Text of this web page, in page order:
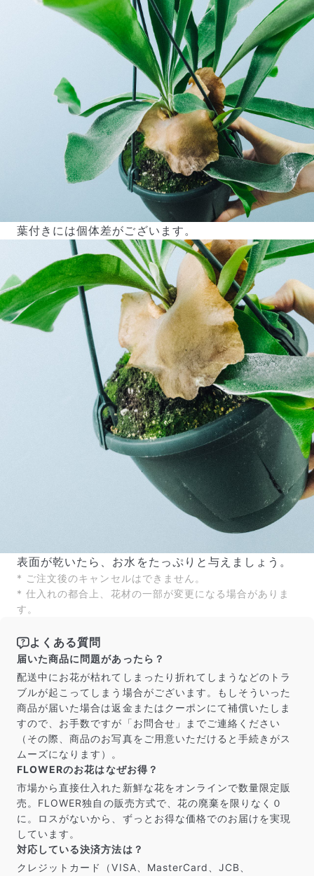
写真と同じものが届く？
商品ページに掲載している写真は、実際にお届けする商
品を撮影したものです。お花は生き物なので、どうして
も色味やサイズ・咲き方に個体差はありますが、できる
だけ写真のイメージに近いものをお届けできるように人
の目でチェックをしています。
Q. 毎月自動でお花が届くサービスですか？
いいえ、毎月自動でお届けするサービスではありません。好
きな時に好きな花をご注文いただけます。
ただいま沖縄・離島エリアへの配送には対応しておりませ
ん。ご了承ください。
Q. 配送日時は指定できますか？
お花をベストなタイミングで発送しているため、お届け日の
指定はできません。受け取り時間帯は、発送後にクロネコヤ
Q. 注文後にキャンセルできますか？
ご注文後一定時間内であればキャンセル可能です。
葉付きには個体差がございます。
表面が乾いたら、お水をたっぷりと与えましょう。
* ご注文後のキャンセルはできません。
* 仕入れの都合上、花材の一部が変更になる場合がありま
す。
よくある質問
届いた商品に問題があったら？
配送中にお花が枯れてしまったり折れてしまうなどのトラ
ブルが起こってしまう場合がございます。もしそういった
商品が届いた場合は返金またはクーポンにて補償いたしま
すので、お手数ですが「お問合せ」までご連絡ください
（その際、商品のお写真をご用意いただけると手続きがス
ムーズになります）。
FLOWERのお花はなぜお得？
市場から直接仕入れた新鮮な花をオンラインで数量限定販
売。FLOWER独自の販売方式で、花の廃棄を限りなく０
に。ロスがないから、ずっとお得な価格でのお届けを実現
しています。
対応している決済方法は？
クレジットカード（VISA、MasterCard、JCB、